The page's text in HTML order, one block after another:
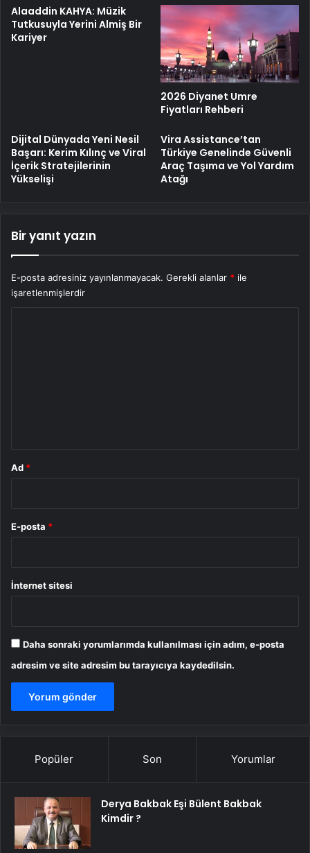
Alaaddin KAHYA: Müzik
Tutkusuyla Yerini Almiş Bir
Kariyer
2026 Diyanet Umre
Fiyatları Rehberi
Dijital Dünyada Yeni Nesil
Başarı: Kerim Kılınç ve Viral
İçerik Stratejilerinin
Yükselişi
Vira Assistance’tan
Türkiye Genelinde Güvenli
Araç Taşıma ve Yol Yardım
Atağı
Bir yanıt yazın
E-posta adresiniz yayınlanmayacak. Gerekli alanlar * ile
işaretlenmişlerdir
Ad *
E-posta *
İnternet sitesi
Daha sonraki yorumlarımda kullanılması için adım, e-posta
adresim ve site adresim bu tarayıcıya kaydedilsin.
Popüler Son Yorumlar
Derya Bakbak Eşi Bülent Bakbak
Kimdir ?